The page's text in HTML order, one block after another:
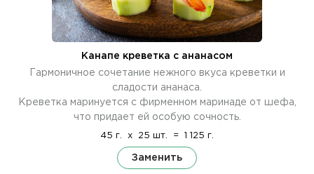
Канапе креветка с ананасом
Гармоничное сочетание нежного вкуса креветки и
сладости ананаса.
Креветка маринуется с фирменном маринаде от шефа,
что придает ей особую сочность.
45 г. x 25 шт. = 1 125 г.
Заменить